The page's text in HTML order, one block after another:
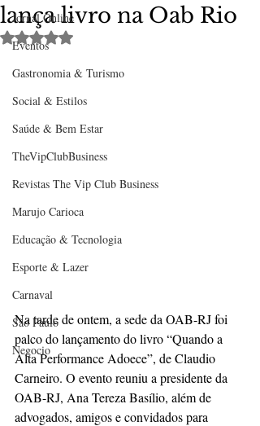
Jornal Online
Eventos
Gastronomia & Turismo
Social & Estilos
Saúde & Bem Estar
TheVipClubBusiness
Revistas The Vip Club Business
Marujo Carioca
Educação & Tecnologia
Esporte & Lazer
Carnaval
São Paulo
Negocio
lança livro na Oab Rio
Avaliado com NaN de 5 estrelas.
Na tarde de ontem, a sede da OAB-RJ foi
palco do lançamento do livro “Quando a
Alta Performance Adoece”, de Claudio
Carneiro. O evento reuniu a presidente da
OAB-RJ, Ana Tereza Basílio, além de
advogados, amigos e convidados para